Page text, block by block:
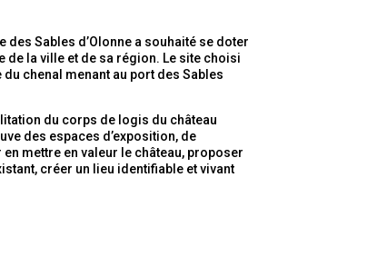
Sables d’Olonne a souhaité se doter
de la ville et de sa région. Le site choisi
chenal menant au port des Sables
du corps de logis du château
des espaces d’exposition, de
en mettre en valeur le château, proposer
créer un lieu identifiable et vivant